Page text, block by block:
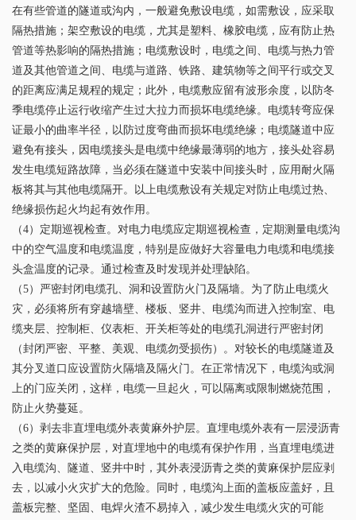
在有些管道的隧道或沟内，一般避免敷设电缆，如需敷设，应采取
隔热措施；架空敷设的电缆，尤其是塑料、橡胶电缆，应有防止热
管道等热影响的隔热措施；电缆敷设时，电缆之间、电缆与热力管
道及其他管道之间、电缆与道路、铁路、建筑物等之间平行或交叉
的距离应满足规程的规定；此外，电缆敷应留有波形余度，以防冬
季电缆停止运行收缩产生过大拉力而损坏电缆绝缘。电缆转弯应保
证最小的曲率半径，以防过度弯曲而损坏电缆绝缘；电缆隧道中应
避免有接头，因电缆接头是电缆中绝缘最薄弱的地方，接头处容易
发生电缆短路故障，当必须在隧道中安装中间接头时，应用耐火隔
板将其与其他电缆隔开。以上电缆敷设有关规定对防止电缆过热、
绝缘损伤起火均起有效作用。
（4）定期巡视检查。对电力电缆应定期巡视检查，定期测量电缆沟
中的空气温度和电缆温度，特别是应做好大容量电力电缆和电缆接
头盒温度的记录。通过检查及时发现并处理缺陷。
（5）严密封闭电缆孔、洞和设置防火门及隔墙。为了防止电缆火
灾，必须将所有穿越墙壁、楼板、竖井、电缆沟而进入控制室、电
缆夹层、控制柜、仪表柜、开关柜等处的电缆孔洞进行严密封闭
（封闭严密、平整、美观、电缆勿受损伤）。对较长的电缆隧道及
其分叉道口应设置防火隔墙及隔火门。在正常情况下，电缆沟或洞
上的门应关闭，这样，电缆一旦起火，可以隔离或限制燃烧范围，
防止火势蔓延。
（6）剥去非直埋电缆外表黄麻外护层。直埋电缆外表有一层浸沥青
之类的黄麻保护层，对直埋地中的电缆有保护作用，当直埋电缆进
入电缆沟、隧道、竖井中时，其外表浸沥青之类的黄麻保护层应剥
去，以减小火灾扩大的危险。同时，电缆沟上面的盖板应盖好，且
盖板完整、坚固、电焊火渣不易掉入，减少发生电缆火灾的可能